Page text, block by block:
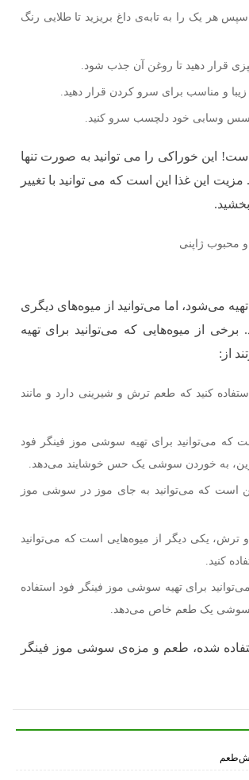
هر یک را به تابه‌ی داغ بریزید تا طلایی رنگ
قرار دهید تا روغن آن جذب شود.
و مناسب برای سرو کردن قرار دهید.
سس وسابی خود دلچسب سرو کنید.
این خوراکی را می توانید به صورت تنها
این غذا این است که می توانید با تغییر
می‌شود، اما می‌توانید از میوه‌های دیگری
برخی از میوه‌هایی که می‌توانید برای تهیه
از:
کنید که طعم ترش و شیرینی دارد و مانند
که می‌توانید برای تهیه سوشی موز فینگر فود
به خوردن سوشی یک حس خوشایند می‌دهد.
است که می‌توانید به جای موز در سوشی موز
یکی دیگر از میوه‌هایی است که می‌توانید
کنید.
برای تهیه سوشی موز فینگر فود استفاده
سوشی یک طعم خاص می‌دهد.
شده، طعم و مزه‌ی سوشی موز فینگر